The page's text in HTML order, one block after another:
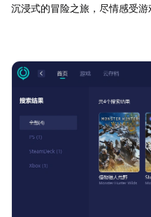
沉浸式的冒险之旅，尽情感受游